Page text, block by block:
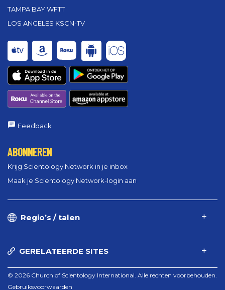
TAMPA BAY WFTT
LOS ANGELES KSCN-TV
Feedback
ABONNEREN
Krijg Scientology Network in je inbox
Maak je Scientology Network-login aan
Regio’s / talen
GERELATEERDE SITES
© 2026 Church of Scientology International. Alle rechten voorbehouden.
Gebruiksvoorwaarden